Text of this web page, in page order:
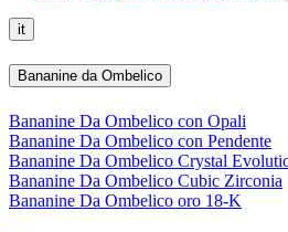
it
Bananine da Ombelico
Bananine Da Ombelico con Opali
Bananine Da Ombelico con Pendente
Bananine Da Ombelico Crystal
Bananine Da Ombelico Cubic Zirconia
Bananine Da Ombelico oro 18-K